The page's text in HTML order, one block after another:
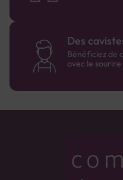
Des
Bénéficiez de
avec le sourire